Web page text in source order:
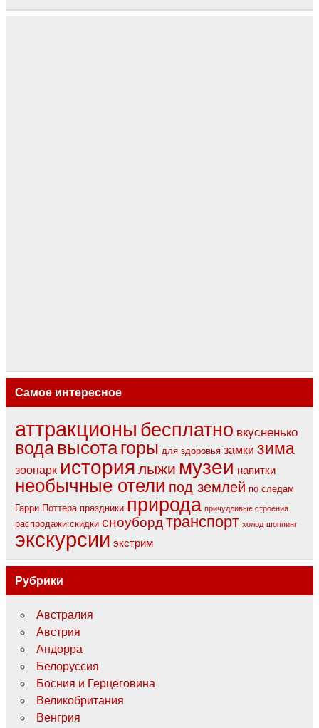
Самое интересное
аттракционы бесплатно вкусненько
водавысотагоры для здоровья замки зима
зоопарк история лыжи музеи напитки
необычные отели под землей по следам
Гарри Поттера праздники природа причудливые строения
распродажи скидки сноуборд транспорт холод шоппинг
экскурсии экстрим
Рубрики
Австралия
Австрия
Андорра
Белоруссия
Босния и Герцеговина
Великобритания
Венгрия